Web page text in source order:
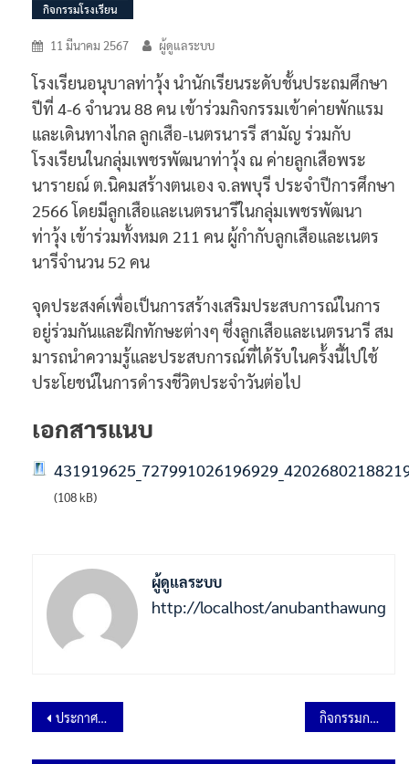
กิจกรรมโรงเรียน
11 มีนาคม 2567 ผู้ดูแลระบบ
โรงเรียนอนุบาลท่าวุ้ง นำนักเรียนระดับชั้นประถมศึกษา
ปีที่ 4-6 จำนวน 88 คน เข้าร่วมกิจกรรมเข้าค่ายพักแรม
และเดินทางไกล ลูกเสือ-เนตรนารรี สามัญ ร่วมกับ
โรงเรียนในกลุ่มเพชรพัฒนาท่าวุ้ง ณ ค่ายลูกเสือพระ
นารายณ์ ต.นิคมสร้างตนเอง จ.ลพบุรี ประจำปีการศึกษา
2566 โดยมีลูกเสือและเนตรนารีในกลุ่มเพชรพัฒนา
ท่าวุ้ง เข้าร่วมทั้งหมด 211 คน ผู้กำกับลูกเสือและเนตร
นารีจำนวน 52 คน
จุดประสงค์เพื่อเป็นการสร้างเสริมประสบการณ์ในการ
อยู่ร่วมกันและฝึกทักษะต่างๆ ซึ่งลูกเสือและเนตรนารี สม
มารถนำความรู้และประสบการณ์ที่ได้รับในคร้้งนี้ไปใช้
ประโยชน์ในการดำรงชีวิตประจำวันต่อไป
เอกสารแนบ
(108 kB)
ผู้ดูแลระบบ
http://localhost/anubanthawung
ประกาศผู้ชนะการเสนอราค จ้างส่งเสริมประสิทธิภาพการเรียนการสอนโดยเน้นนักเรียนเป็นสำคัญ (กิจกรรมเข้าค่ายพักแรมลูกเสือ-เนตรนารี) ระดับชั้นประถมศึกษาปีที่ 1-3 จำนวน 89 คน ปีการศึกษา 2566 โดยวิธีเฉพาะเจาะจง กิจกรรมการเเข่งขันกีฬาสีภายใน อนุบาลท่าวุ้งเกมส์ 2566